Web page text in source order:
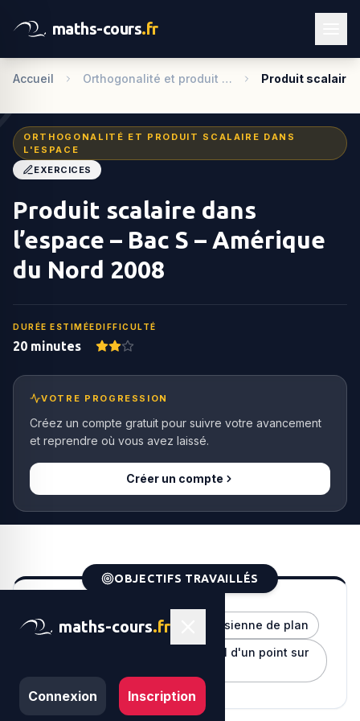
maths-cours.fr
maths-cours.fr
Connexion Inscription
Accueil Orthogonalité et produit … Produit scalaire
ORTHOGONALITÉ ET PRODUIT SCALAIRE DANS
L'ESPACE
EXERCICES
Produit scalaire dans
l’espace – Bac S – Amérique
du Nord 2008
DURÉE ESTIMÉE
20 minutes
DIFFICULTÉ
VOTRE PROGRESSION
Créez un compte gratuit pour suivre votre avancement
et reprendre où vous avez laissé.
Créer un compte
OBJECTIFS TRAVAILLÉS
Déterminer une équation cartésienne de plan
Déterminer le projeté orthogonal d'un point sur